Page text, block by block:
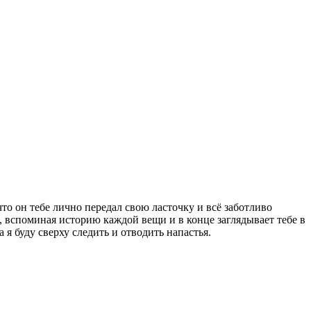
он тебе лично передал свою ласточку и всё заботливо
историю каждой вещи и в конце заглядывает тебе в
буду сверху следить и отводить напастья.